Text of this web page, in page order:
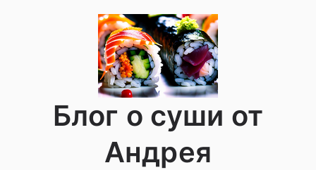
Блог о суши от
Андрея